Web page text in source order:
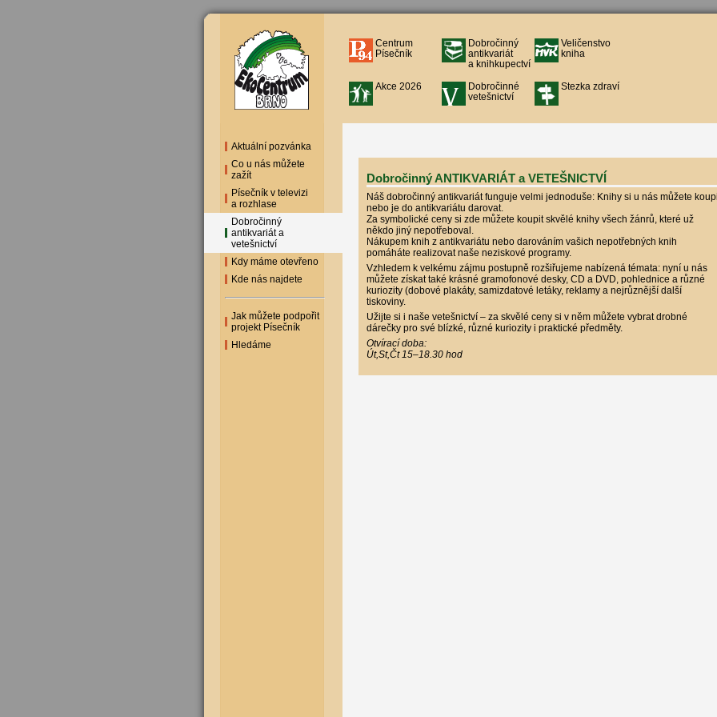
Centrum
Písečník
Dobročinný
antikvariát
a knihkupectví
Veličenstvo
kniha
Akce 2026
Dobročinné
vetešnictví
Stezka zdraví
Aktuální pozvánka
Co u nás můžete
zažít
Písečník v televizi
a rozhlase
Dobročinný
antikvariát a
vetešnictví
Kdy máme otevřeno
Kde nás najdete
Jak můžete podpořit
projekt Písečník
Hledáme
Dobročinný ANTIKVARIÁT a VETEŠNICTVÍ
Náš dobročinný antikvariát funguje velmi jednoduše: Knihy si u nás můžete
nebo je do antikvariátu darovat.
Za symbolické ceny si zde můžete koupit skvělé knihy všech žánrů, které už
někdo jiný nepotřeboval.
Nákupem knih z antikvariátu nebo darováním vašich nepotřebných knih
pomáháte realizovat naše neziskové programy.
Vzhledem k velkému zájmu postupně rozšiřujeme nabízená témata: nyní u nás
můžete získat také krásné gramofonové desky, CD a DVD, pohlednice a různé
kuriozity (dobové plakáty, samizdatové letáky, reklamy a nejrůznější další
tiskoviny.
Užijte si i naše vetešnictví – za skvělé ceny si v něm můžete vybrat drobné
dárečky pro své blízké, různé kuriozity i praktické předměty.
Otvírací doba:
Út,St,Čt 15–18.30 hod